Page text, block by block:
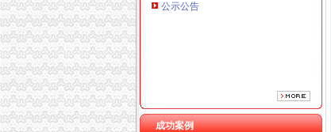
公示公告
成功案例